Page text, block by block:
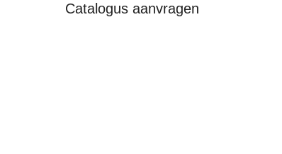
Catalogus aanvragen